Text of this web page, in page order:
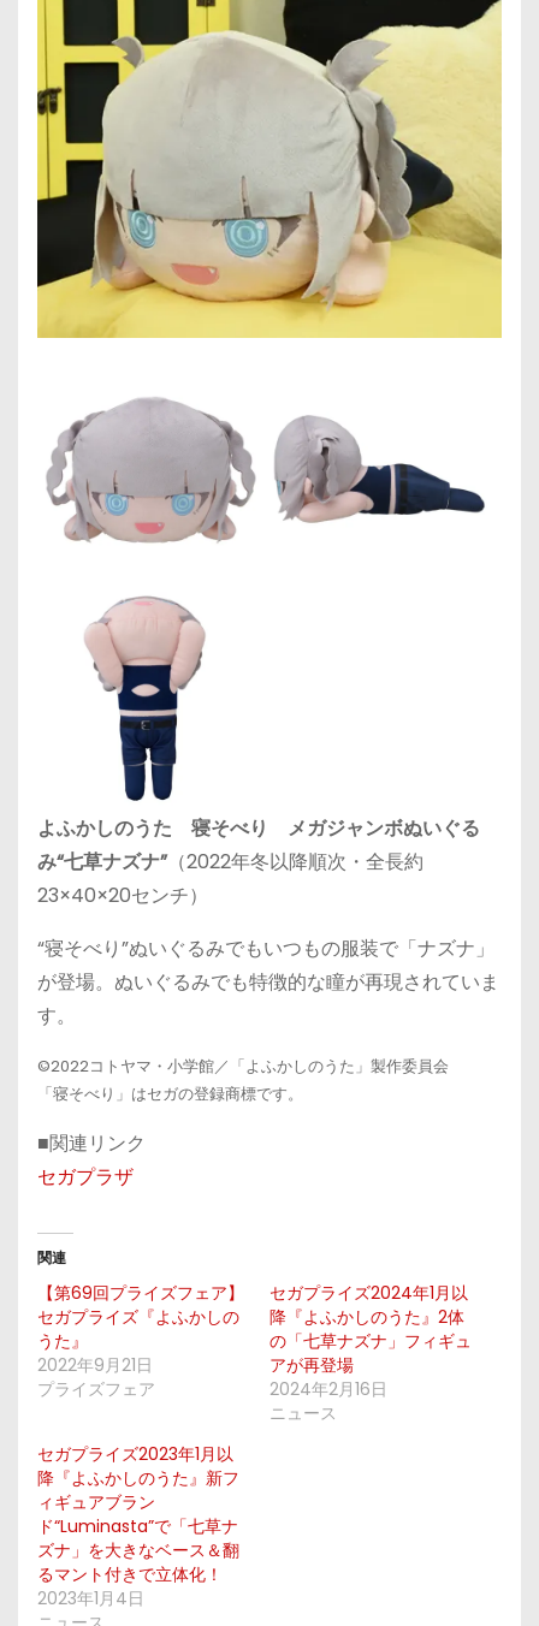
よふかしのうた 寝そべり メガジャンボぬいぐる
み“七草ナズナ”（2022年冬以降順次・全長約
23×40×20センチ）
“寝そべり”ぬいぐるみでもいつもの服装で「ナズナ」
が登場。ぬいぐるみでも特徴的な瞳が再現されていま
す。
©2022コトヤマ・小学館／「よふかしのうた」製作委員会
「寝そべり」はセガの登録商標です。
■関連リンク
セガプラザ
関連
【第69回プライズフェア】
セガプライズ『よふかしの
うた』
2022年9月21日
プライズフェア
セガプライズ2024年1月以
降『よふかしのうた』2体
の「七草ナズナ」フィギュ
アが再登場
2024年2月16日
ニュース
セガプライズ2023年1月以
降『よふかしのうた』新フ
ィギュアブラン
ド“Luminasta”で「七草ナ
ズナ」を大きなベース＆翻
るマント付きで立体化！
2023年1月4日